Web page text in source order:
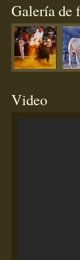
Galería de
Video